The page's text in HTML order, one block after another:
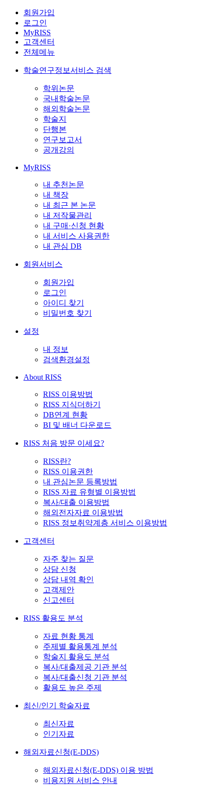
회원가입
로그인
MyRISS
고객센터
전체메뉴
학술연구정보서비스 검색
학위논문
국내학술논문
해외학술논문
학술지
단행본
연구보고서
공개강의
MyRISS
내 추천논문
내 책장
내 최근 본 논문
내 저작물관리
내 구매·신청 현황
내 서비스 사용권한
내 관심 DB
회원서비스
회원가입
로그인
아이디 찾기
비밀번호 찾기
설정
내 정보
검색환경설정
About RISS
RISS 이용방법
RISS 지식더하기
DB연계 현황
BI 및 배너 다운로드
RISS 처음 방문 이세요?
RISS란?
RISS 이용권한
내 관심논문 등록방법
RISS 자료 유형별 이용방법
복사/대출 이용방법
해외전자자료 이용방법
RISS 정보취약계층 서비스 이용방법
고객센터
자주 찾는 질문
상담 신청
상담 내역 확인
고객제안
신고센터
RISS 활용도 분석
자료 현황 통계
주제별 활용통계 분석
학술지 활용도 분석
복사/대출제공 기관 분석
복사/대출신청 기관 분석
활용도 높은 주제
최신/인기 학술자료
최신자료
인기자료
해외자료신청(E-DDS)
해외자료신청(E-DDS) 이용 방법
비용지원 서비스 안내